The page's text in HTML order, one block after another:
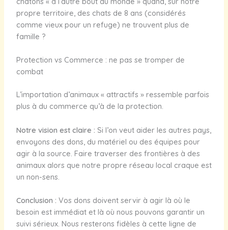
propre territoire, des chats de 8 ans (considérés
comme vieux pour un refuge) ne trouvent plus de
famille ?
Protection vs Commerce : ne pas se tromper de
combat
L’importation d’animaux « attractifs » ressemble parfois
plus à du commerce qu’à de la protection.
Notre vision est claire : Si l’on veut aider les autres pays,
envoyons des dons, du matériel ou des équipes pour
agir à la source. Faire traverser des frontières à des
animaux alors que notre propre réseau local craque est
un non-sens.
Conclusion : Vos dons doivent servir à agir là où le
besoin est immédiat et là où nous pouvons garantir un
suivi sérieux. Nous resterons fidèles à cette ligne de